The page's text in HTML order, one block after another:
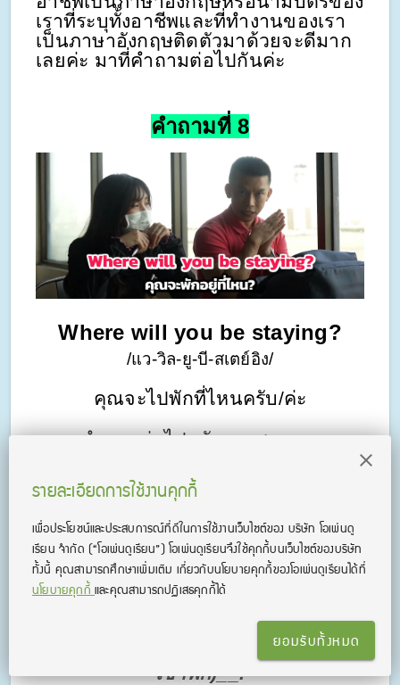
เราที่ระบุทั้งอาชีพและที่ทำงานของเรา
เป็นภาษาอังกฤษติดตัวมาด้วยจะดีมาก
เลยค่ะ มาที่คำถามต่อไปกันค่ะ
คำถามที่ 8
Where will you be staying?
/แว-วิล-ยู-บี-สเตย์อิง/
คุณจะไปพักที่ไหนครับ/ค่ะ
คำถามต่อไปหลังจากสอบถาม
เกี่ยวกับสถานที่พังพิงของเราว่าเราจะไป
อยู่ที่ไหนหลังจากเข้าประเทศ เพื่อความ
มั่นใจ ขอให้ตอบด้วยรูปประโยคนี้เลย
ค่ะ
I will be staying at __(สถานที่ที่เราจะ
เข้าพัก)__.
รายละเอียดการใช้งานคุกกี้
เพื่อประโยชน์และประสบการณ์ที่ดีในการใช้งานเว็บไซต์ของ บริษัท โอเพ่นดู
เรียน จํากัด (“โอเพ่นดูเรียน”)โอเพ่นดูเรียนจึงใช้คุกกี้บนเว็บไซต์ของบริษัท
ทั้งนี้ คุณสามารถศึกษาเพิ่มเติม เกี่ยวกับนโยบายคุกกี้ของโอเพ่นดูเรียนได้ที่
นโยบายคุกกี้และคุณสามารถปฏิเสธคุกกี้ได้
ยอมรับทั้งหมด